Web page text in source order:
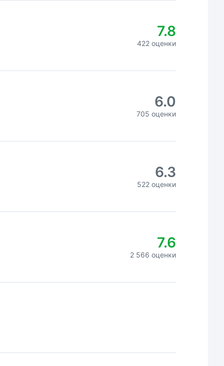
7.8
422 оценки
6.0
705 оценки
6.3
522 оценки
7.6
2 566 оценки